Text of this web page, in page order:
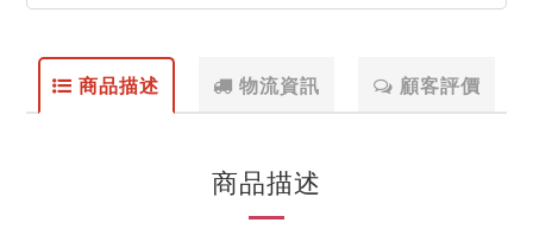
商品描述 物流資訊 顧客評價
商品描述